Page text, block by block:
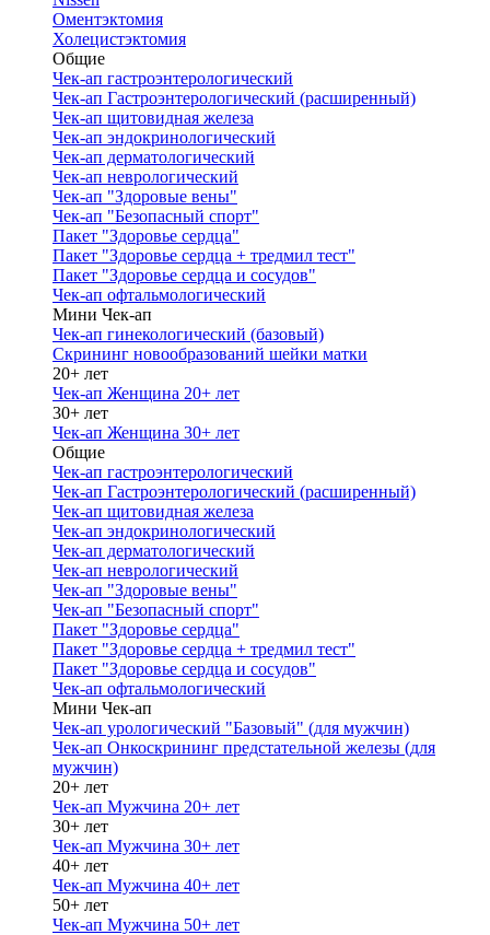
Оментэктомия
Холецистэктомия
Общие
Чек-ап гастроэнтерологический
Чек-ап Гастроэнтерологический (расширенный)
Чек-ап щитовидная железа
Чек-ап эндокринологический
Чек-ап дерматологический
Чек-ап неврологический
Чек-ап "Здоровые вены"
Чек-ап "Безопасный спорт"
Пакет "Здоровье сердца"
Пакет "Здоровье сердца + тредмил тест"
Пакет "Здоровье сердца и сосудов"
Чек-ап офтальмологический
Мини Чек-ап
Чек-ап гинекологический (базовый)
Скрининг новообразований шейки матки
20+ лет
Чек-ап Женщина 20+ лет
30+ лет
Чек-ап Женщина 30+ лет
Общие
Чек-ап гастроэнтерологический
Чек-ап Гастроэнтерологический (расширенный)
Чек-ап щитовидная железа
Чек-ап эндокринологический
Чек-ап дерматологический
Чек-ап неврологический
Чек-ап "Здоровые вены"
Чек-ап "Безопасный спорт"
Пакет "Здоровье сердца"
Пакет "Здоровье сердца + тредмил тест"
Пакет "Здоровье сердца и сосудов"
Чек-ап офтальмологический
Мини Чек-ап
Чек-ап урологический "Базовый" (для мужчин)
Чек-ап Онкоскрининг предстательной железы (для
мужчин)
20+ лет
Чек-ап Мужчина 20+ лет
30+ лет
Чек-ап Мужчина 30+ лет
40+ лет
Чек-ап Мужчина 40+ лет
50+ лет
Чек-ап Мужчина 50+ лет